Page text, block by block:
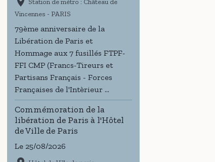
Station de métro : Château de
Vincennes - PARIS
79ème anniversaire de la
Libération de Paris et
Hommage aux 7 fusillés FTPF-
FFI CMP (Francs-Tireurs et
Partisans Français - Forces
Françaises de l'Intèrieur ...
Commémoration de la
libération de Paris à l'Hôtel
de Ville de Paris
Le 25/08/2026